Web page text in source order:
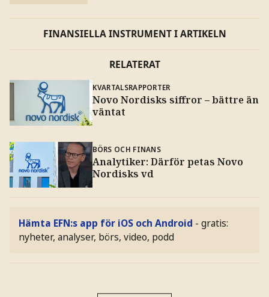
FINANSIELLA INSTRUMENT I ARTIKELN
RELATERAT
KVARTALSRAPPORTER
Novo Nordisks siffror – bättre än
väntat
BÖRS OCH FINANS
Analytiker: Därför petas Novo
Nordisks vd
Hämta EFN:s app för iOS och Android - gratis:
nyheter, analyser, börs, video, podd